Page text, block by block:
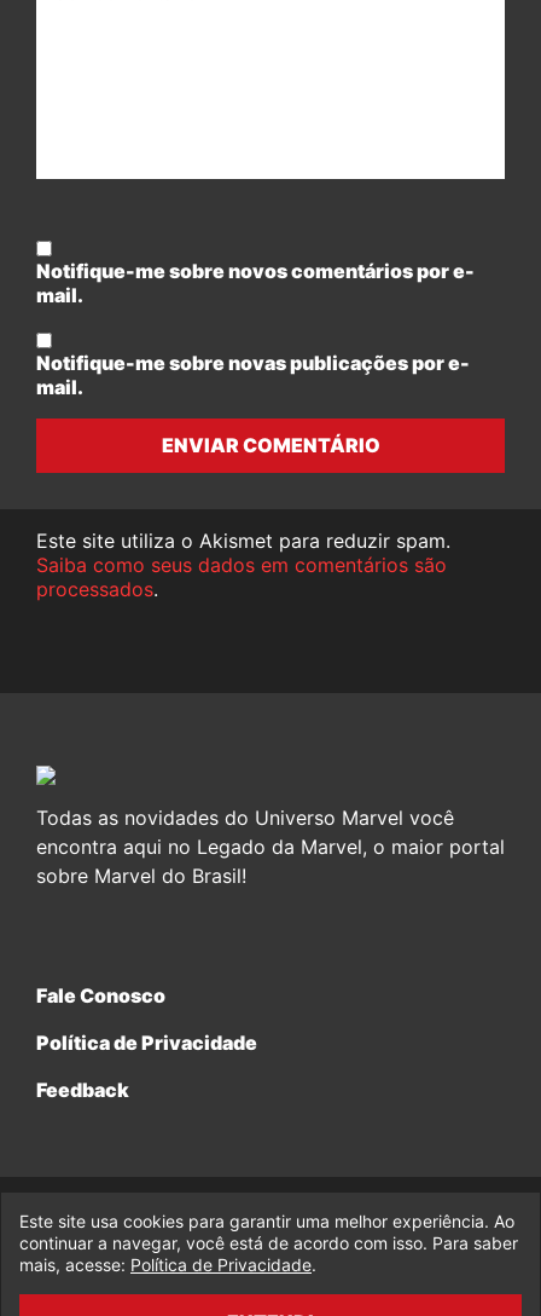
Notifique-me sobre novos comentários por e-
mail.
Notifique-me sobre novas publicações por e-
mail.
ENVIAR COMENTÁRIO
Este site utiliza o Akismet para reduzir spam.
Saiba como seus dados em comentários são
processados.
Todas as novidades do Universo Marvel você
encontra aqui no Legado da Marvel, o maior portal
sobre Marvel do Brasil!
Fale Conosco
Política de Privacidade
Feedback
© 2017-2026 Legado da Marvel, uma empresa da Legado
Enterprises.
fabiolobo
Este site usa cookies para garantir uma melhor experiência. Ao
continuar a navegar, você está de acordo com isso. Para saber
mais, acesse: Política de Privacidade.